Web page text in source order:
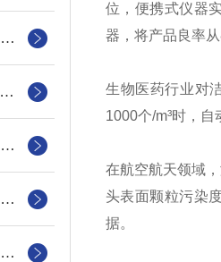
气压表、温湿度计、风速仪、风量罩
辐射热计、WBGT热指数仪
照度计、紫外辐照计亮度计
工频、高频场强仪、超高频场强仪、微波漏能检测仪
红外测温仪、激光测距仪、测烟望远镜
位，便携式仪器
器，将产品良率
生物医药行业对
1000个/m³时，
在航空航天领域
头表面颗粒污染
据。